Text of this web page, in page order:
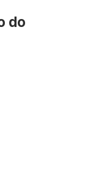
do